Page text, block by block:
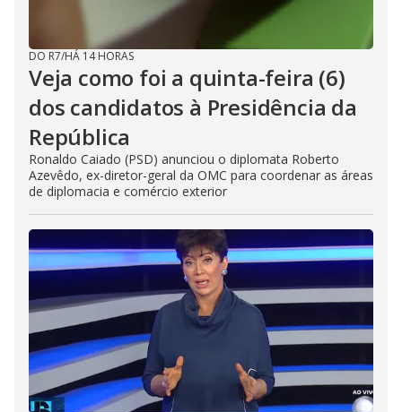
DO R7/HÁ 14 HORAS
Veja como foi a quinta-feira (6)
dos candidatos à Presidência da
República
Ronaldo Caiado (PSD) anunciou o diplomata Roberto
Azevêdo, ex-diretor-geral da OMC para coordenar as áreas
de diplomacia e comércio exterior